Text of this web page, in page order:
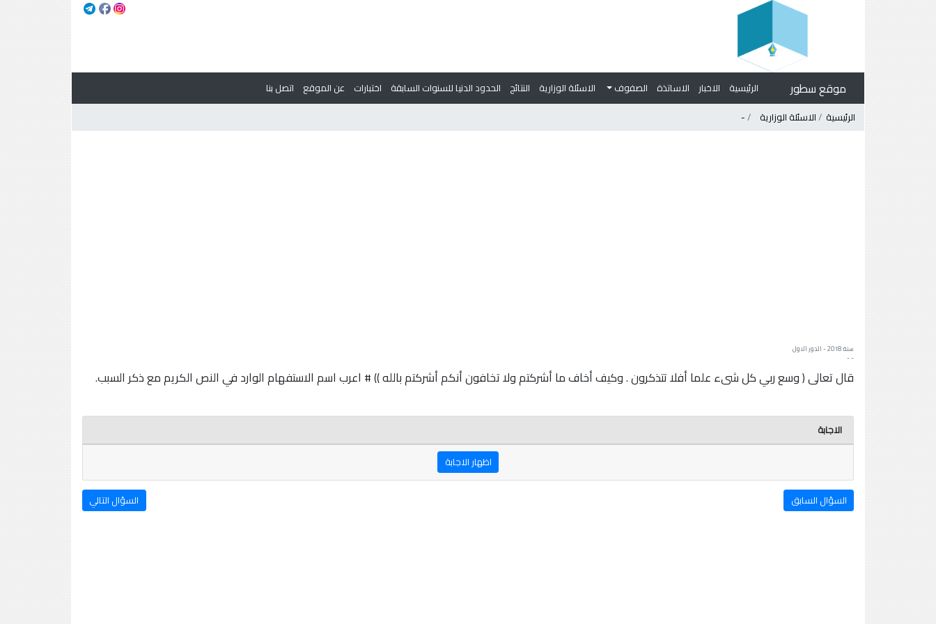
موقع سطور الرئيسية الاخبار الاساتذة الصفوف الاسئلة الوزارية النتائج الحدود الدنيا للسنوات السابقة اختبارات عن الموقع
اتصل بنا
الرئيسية
الاسئلة الوزارية -
سنة: 2018 - الدور الاول
- -
قال تعالى ( وسع ربي كل شىء علما أفلا تتذكرون . وكيف أخاف ما أشركتم ولا تخافون أنكم أشركتم بالله )) # اعرب اسم الاستفهام الوارد في النص الكريم مع ذكر السبب.
الاجابة
اظهار الاجابة
السؤال السابق السؤال التالي